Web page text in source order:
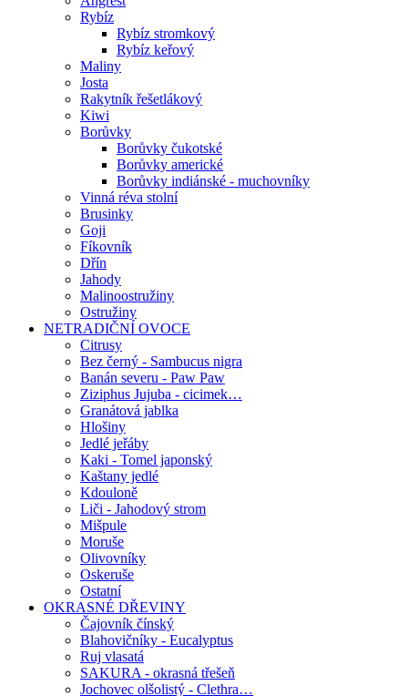
Rybíz
Rybíz stromkový
Rybíz keřový
Maliny
Josta
Rakytník řešetlákový
Kiwi
Borůvky
Borůvky čukotské
Borůvky americké
Borůvky indiánské - muchovníky
Vinná réva stolní
Brusinky
Goji
Fíkovník
Dřín
Jahody
Malinoostružiny
Ostružiny
NETRADIČNÍ OVOCE
Citrusy
Bez černý - Sambucus nigra
Banán severu - Paw Paw
Ziziphus Jujuba - cicimek…
Granátová jablka
Hlošiny
Jedlé jeřáby
Kaki - Tomel japonský
Kaštany jedlé
Kdouloně
Liči - Jahodový strom
Mišpule
Moruše
Olivovníky
Oskeruše
Ostatní
OKRASNÉ DŘEVINY
Čajovník čínský
Blahovičníky - Eucalyptus
Ruj vlasatá
SAKURA - okrasná třešeň
Jochovec olšolistý - Clethra…